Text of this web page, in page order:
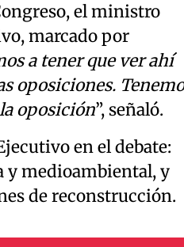
el ministro
marcado por
a tener que ver ahí
oposiciones.
oposición”, señaló.
en el debate:
medioambiental, y
de reconstrucción.